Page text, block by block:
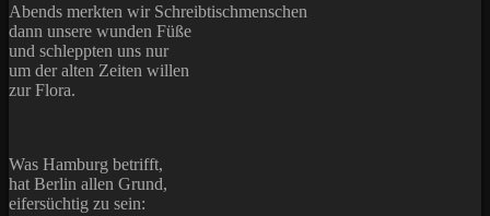
Abends merkten wir Schreibtischmenschen
dann unsere wunden Füße
und schleppten uns nur
um der alten Zeiten willen
zur Flora.
Was Hamburg betrifft,
hat Berlin allen Grund,
eifersüchtig zu sein: